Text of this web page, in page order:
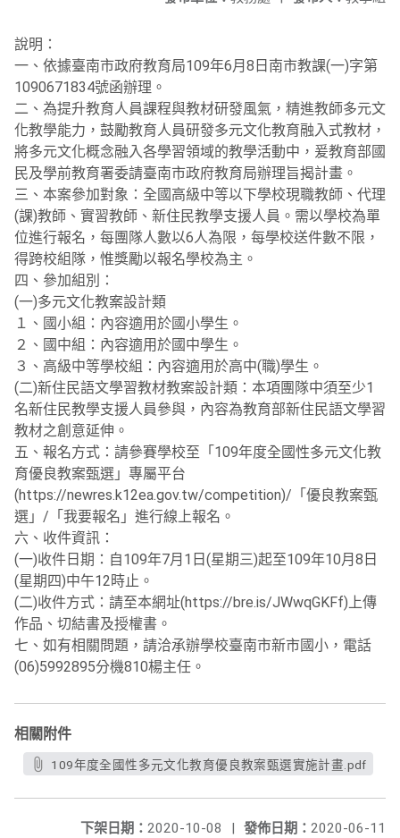
說明：
一、依據臺南市政府教育局109年6月8日南市教課(一)字第
1090671834號函辦理。
二、為提升教育人員課程與教材研發風氣，精進教師多元文
化教學能力，鼓勵教育人員研發多元文化教育融入式教材，
將多元文化概念融入各學習領域的教學活動中，爰教育部國
民及學前教育署委請臺南市政府教育局辦理旨揭計畫。
三、本案參加對象：全國高級中等以下學校現職教師、代理
(課)教師、實習教師、新住民教學支援人員。需以學校為單
位進行報名，每團隊人數以6人為限，每學校送件數不限，
得跨校組隊，惟獎勵以報名學校為主。
四、參加組別：
(一)多元文化教案設計類
１、國小組：內容適用於國小學生。
２、國中組：內容適用於國中學生。
３、高級中等學校組：內容適用於高中(職)學生。
(二)新住民語文學習教材教案設計類：本項團隊中須至少1
名新住民教學支援人員參與，內容為教育部新住民語文學習
教材之創意延伸。
五、報名方式：請參賽學校至「109年度全國性多元文化教
育優良教案甄選」專屬平台
(https://newres.k12ea.gov.tw/competition)/「優良教案甄
選」/「我要報名」進行線上報名。
六、收件資訊：
(一)收件日期：自109年7月1日(星期三)起至109年10月8日
(星期四)中午12時止。
(二)收件方式：請至本網址(https://bre.is/JWwqGKFf)上傳
作品、切結書及授權書。
七、如有相關問題，請洽承辦學校臺南市新市國小，電話
(06)5992895分機810楊主任。
相關附件
109年度全國性多元文化教育優良教案甄選實施計畫.pdf
發佈日期： 2020-06-11
下架日期： 2020-10-08 |